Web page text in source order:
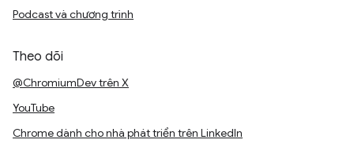
Podcast và chương trình
Theo dõi
@ChromiumDev trên X
YouTube
Chrome dành cho nhà phát triển trên LinkedIn